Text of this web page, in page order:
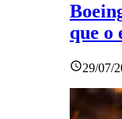
que o
29/07/